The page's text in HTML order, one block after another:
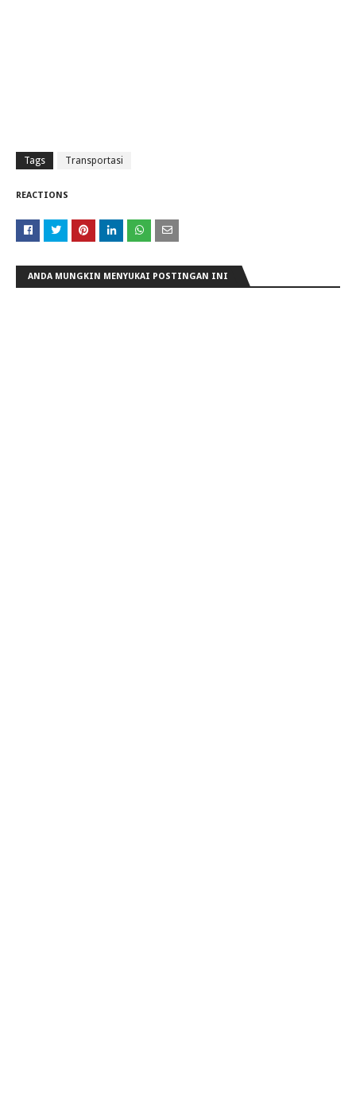
Tags Transportasi
REACTIONS
ANDA MUNGKIN MENYUKAI POSTINGAN INI